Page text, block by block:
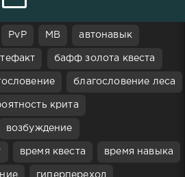
PvP МВ автонавык
бафф золота квеста
благословение леса
крита
возбуждение
время квеста время навыка
гиперпереход